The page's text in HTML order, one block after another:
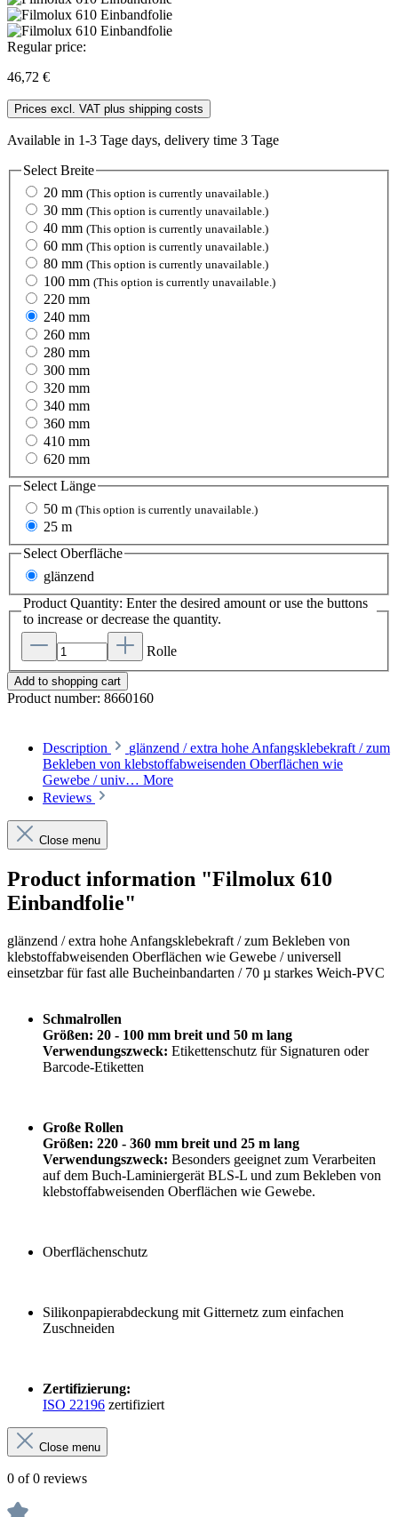
Regular price:
46,72 €
Prices excl. VAT plus shipping costs
Available in 1-3 Tage days, delivery time 3 Tage
Select Breite
20 mm (This option is currently unavailable.)
30 mm (This option is currently unavailable.)
40 mm (This option is currently unavailable.)
60 mm (This option is currently unavailable.)
80 mm (This option is currently unavailable.)
100 mm (This option is currently unavailable.)
220 mm
240 mm
260 mm
280 mm
300 mm
320 mm
340 mm
360 mm
410 mm
620 mm
SelectLänge
50 m (This option is currently unavailable.)
25 m
Select Oberfläche
glänzend
Product Quantity: Enter the desired amount or use the buttons
to increase or decrease the quantity.
Rolle
Add to shopping cart
Product number: 8660160
Description
glänzend / extra hohe Anfangsklebekraft / zum
Bekleben von klebstoffabweisenden Oberflächen wie
Gewebe / univ… More
Reviews
Close menu
Product information "Filmolux 610
Einbandfolie"
glänzend /extra hohe Anfangsklebekraft /zum Bekleben von
klebstoffabweisenden Oberflächen wie Gewebe / universell
einsetzbar für fast alle Bucheinbandarten / 70 µ starkes Weich-PVC
Schmalrollen
Größen: 20 - 100 mm breit und 50 m lang
Verwendungszweck: Etikettenschutz für Signaturen oder
Barcode-Etiketten
Große Rollen
Größen: 220 - 360 mm breit und 25 m lang
Verwendungszweck: Besonders geeignet zum Verarbeiten
auf dem Buch-Laminiergerät BLS-L und zum Bekleben von
klebstoffabweisenden Oberflächen wie Gewebe.
Oberflächenschutz
Silikonpapierabdeckung mit Gitternetz zum einfachen
Zuschneiden
Zertifizierung:
ISO 22196 zertifiziert
Close menu
0 of 0 reviews